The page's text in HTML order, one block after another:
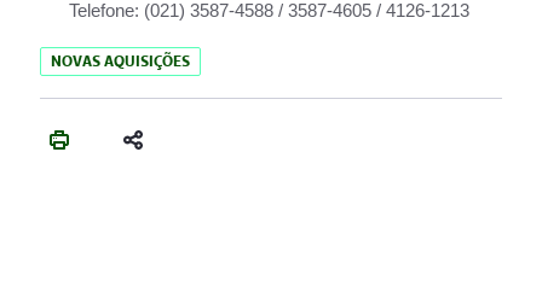
Telefone: (021) 3587-4588 / 3587-4605 / 4126-1213
NOVAS AQUISIÇÕES